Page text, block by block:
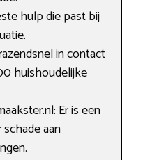
hulp die past bij
in contact
huishoudelijke
Er is een
aan